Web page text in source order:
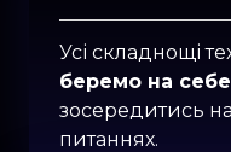
Усі складнощі
беремо на себе
зосередитись на
питаннях.